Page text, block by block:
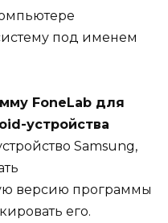
под именем
FoneLab для
устройства
Samsung,
версию программы
его.